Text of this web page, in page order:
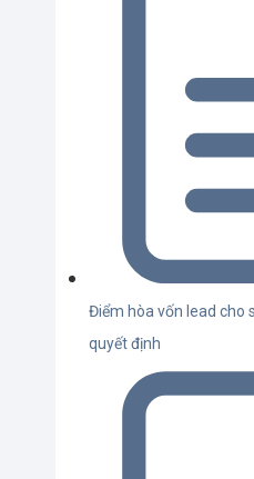
Điểm hòa vốn lead cho
quyết định